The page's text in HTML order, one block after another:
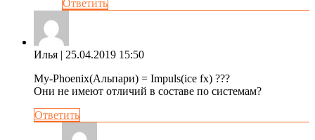
Ответить
Илья | 25.04.2019 15:50
My-Phoenix(Альпари) = Impuls(ice fx) ???
Они не имеют отличий в составе по системам?
Ответить